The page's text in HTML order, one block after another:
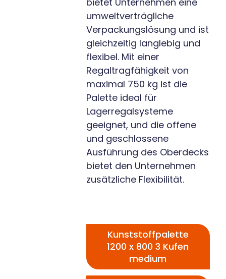
umweltverträgliche
Verpackungslösung und ist
gleichzeitig langlebig und
flexibel. Mit einer
Regaltragfähigkeit von
maximal 750 kg ist die
Palette ideal für
Lagerregalsysteme
geeignet, und die offene
und geschlossene
Ausführung des Oberdecks
bietet den Unternehmen
zusätzliche Flexibilität.
Kunststoffpalette
1200 x 800 3 Kufen
medium